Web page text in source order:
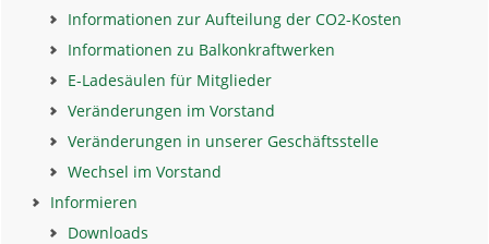
Informationen zur Aufteilung der CO2-Kosten
Informationen zu Balkonkraftwerken
E-Ladesäulen für Mitglieder
Veränderungen im Vorstand
Veränderungen in unserer Geschäftsstelle
Wechsel im Vorstand
Informieren
Downloads